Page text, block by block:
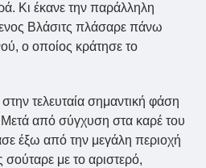
Κι έκανε την παράλληλη
Βλάσιτς πλάσαρε πάνω
ο οποίος κράτησε το
τελευταία σημαντική φάση
από σύγχυση στα καρέ του
έξω από την μεγάλη περιοχή
με το αριστερό,